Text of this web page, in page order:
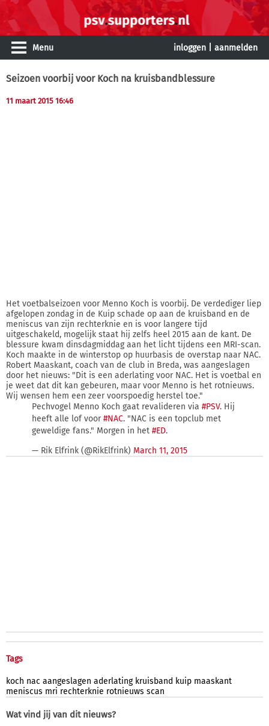
Menu inloggen aanmelden
Seizoen voorbij voor Koch na kruisbandblessure
11 maart 2015 16:46
Het voetbalseizoen voor Menno Koch is voorbij. De verdediger liep
afgelopen zondag in de Kuip schade op aan de kruisband en de
meniscus van zijn rechterknie en is voor langere tijd
uitgeschakeld, mogelijk staat hij zelfs heel 2015 aan de kant. De
blessure kwam dinsdagmiddag aan het licht tijdens een MRI-scan.
Koch maakte in de winterstop op huurbasis de overstap naar NAC.
Robert Maaskant, coach van de club in Breda, was aangeslagen
door het nieuws: "Dit is een aderlating voor NAC. Het is voetbal en
je weet dat dit kan gebeuren, maar voor Menno is het rotnieuws.
Wij wensen hem een zeer voorspoedig herstel toe."
Pechvogel Menno Koch gaat revalideren via #PSV. Hij
heeft alle lof voor#NAC. "NAC is een topclub met
geweldige fans." Morgen in het #ED.
— Rik Elfrink (@RikElfrink) March 11, 2015
Tags
koch nac aangeslagen aderlating kruisband kuip maaskant
meniscus mri rechterknie rotnieuws scan
Wat vind jij van dit nieuws?